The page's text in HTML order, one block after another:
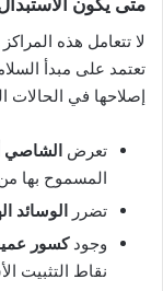
متى يكون
لا تتعامل هذه
تعتمد على مبدأ
إصلاحها في الحالات
تعرض الشاصي
المسموح بها
تضرر الوسائد
وجودكسور
نقاط التثبيت